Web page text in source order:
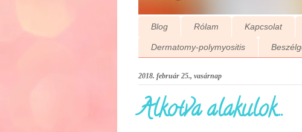
Blog Rólam Kapcsolat
Dermatomy-polymyositis
2018. február 25., vasárnap
Alkotva alakulok...